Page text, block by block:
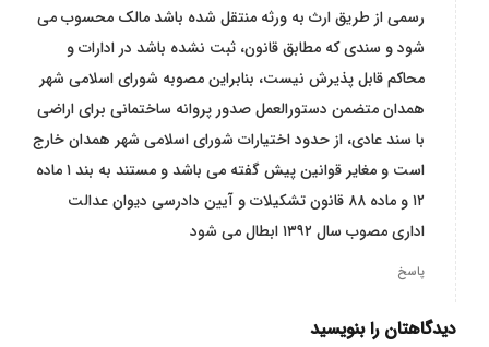
رسمی از طریق ارث به ورثه منتقل شده باشد مالک محسوب می
شود و سندی که مطابق قانون، ثبت نشده باشد در ادارات و
محاکم قابل پذیرش نیست، بنابراین مصوبه شورای اسلامی شهر
همدان متضمن دستورالعمل صدور پروانه ساختمانی برای اراضی
با سند عادی، از حدود اختیارات شورای اسلامی شهر همدان خارج
است و مغایر قوانین پیش گفته می باشد و مستند به بند ۱ ماده
۱۲ و ماده ۸۸ قانون تشکیلات و آیین دادرسی دیوان عدالت
اداری مصوب سال ۱۳۹۲ ابطال می شود
پاسخ
دیدگاهتان را بنویسید